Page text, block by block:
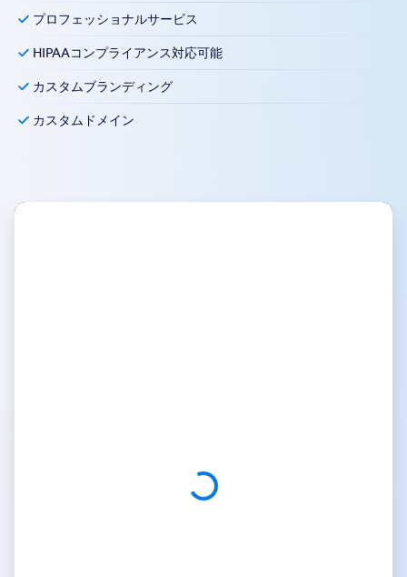
プロフェッショナルサービス
HIPAAコンプライアンス対応可能
カスタムブランディング
カスタムドメイン